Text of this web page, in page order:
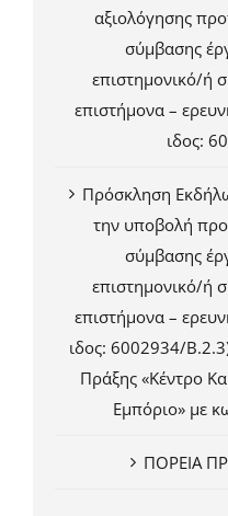
αξιολόγησης
σύμβασης
επιστημονικό/ή
επιστήμονα –
ιδος:
Πρόσκληση
την υποβολή
σύμβασης
επιστημονικό/ή
επιστήμονα –
ιδος: 6002934/
Πράξης «Κέντρο
Εμπόριο» με
ΠΟΡΕΙΑ